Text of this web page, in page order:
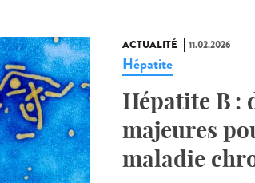
ACTUALITÉ 11.02.2026
Hépatite
Hépatite B :
majeures
maladie